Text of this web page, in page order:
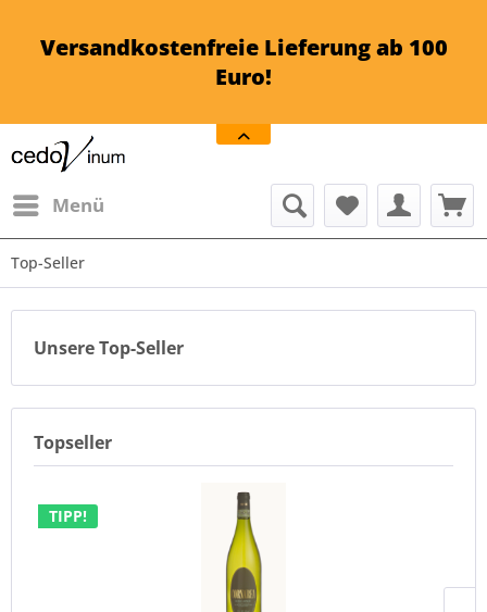
Versandkostenfreie Lieferung ab 100
Euro!
Menü
Top-Seller
Unsere Top-Seller
Topseller
TIPP!